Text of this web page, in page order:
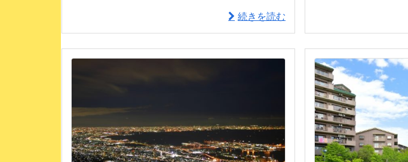
続きを読む